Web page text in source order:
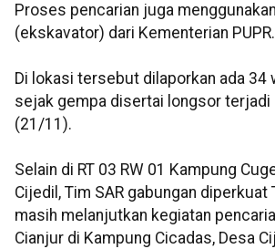
Proses pencarian juga
(ekskavator) dari Kementerian PUPR.
Di lokasi tersebut dilaporkan ada 34
sejak gempa disertai longsor terjadi
(21/11).
Selain di RT 03 RW 01 Kampung
Cijedil, Tim SAR gabungan diperkuat
masih melanjutkan kegiatan
Cianjur di Kampung Cicadas, Desa